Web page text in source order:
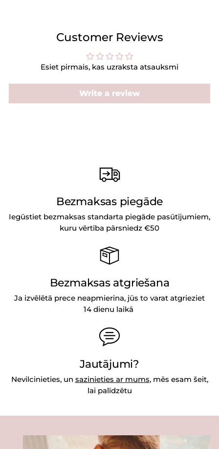
Customer Reviews
Esiet pirmais, kas uzraksta atsauksmi
Write a review
Bezmaksas piegāde
Iegūstiet bezmaksas standarta piegāde pasūtījumiem,
kuru vērtība pārsniedz €50
Bezmaksas atgriešana
Ja izvēlētā prece neapmierina, jūs to varat atgrieziet
14 dienu laikā
Jautājumi?
Nevilcinieties, un sazinieties ar mums, mēs esam šeit,
lai palīdzētu